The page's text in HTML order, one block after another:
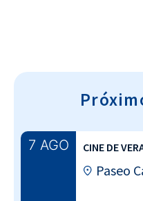
7 AGO CINE DE
Paseo